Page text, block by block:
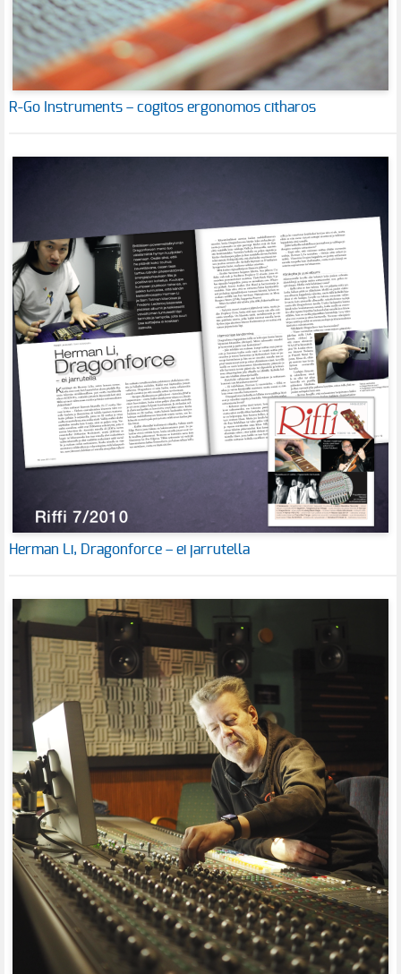
R-Go Instruments – cogitos ergonomos citharos
Herman Li, Dragonforce – ei jarrutella